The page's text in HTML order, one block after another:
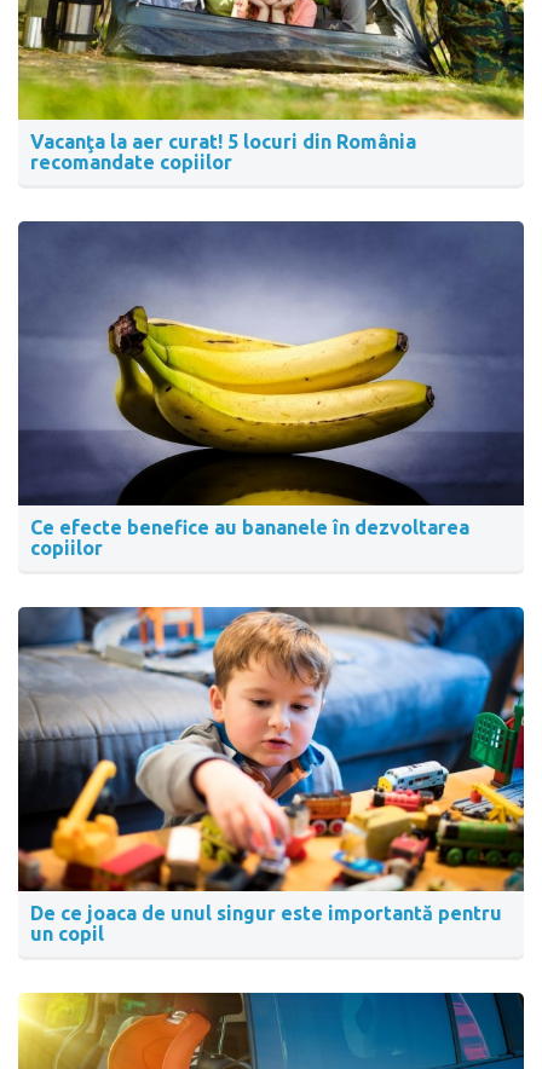
Vacanţa la aer curat! 5 locuri din România
recomandate copiilor
Ce efecte benefice au bananele în dezvoltarea
copiilor
De ce joaca de unul singur este importantă pentru
un copil